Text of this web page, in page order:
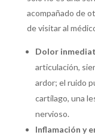
acompañado de
de visitar al
Dolor
articulación,
ardor; el ruido
cartílago, una
nervioso.
Inflamación y